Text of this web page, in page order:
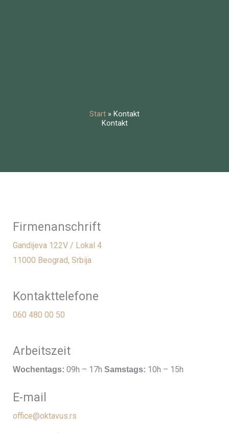
Start » Kontakt
Kontakt
Firmenanschrift
Gandijeva 122V / Lokal 4
11000 Beograd, Srbija
Kontakttelefone
060 480 00 50
Arbeitszeit
Wochentags: 09h – 17h Samstags: 10h – 15h
E-mail
office@oktavus.rs